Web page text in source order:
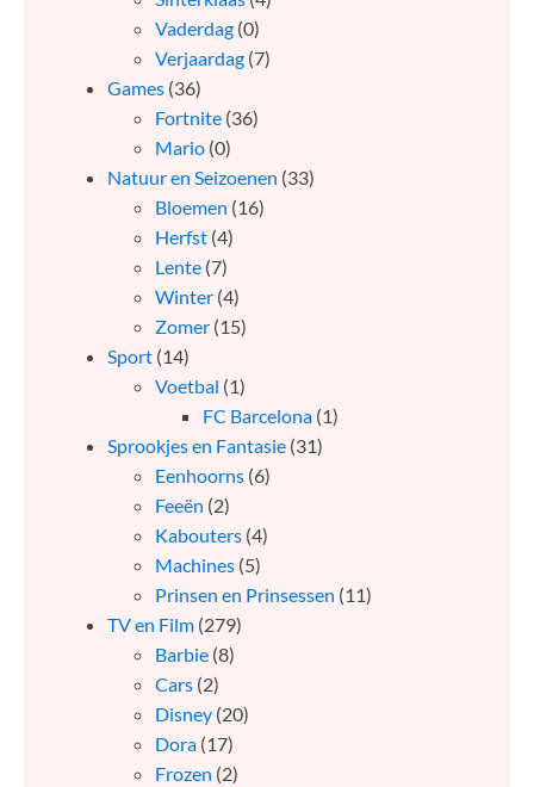
Vaderdag (0)
Verjaardag (7)
Games (36)
Fortnite (36)
Mario (0)
Natuur en Seizoenen (33)
Bloemen (16)
Herfst (4)
Lente (7)
Winter (4)
Zomer (15)
Sport (14)
Voetbal (1)
FC Barcelona (1)
Sprookjes en Fantasie (31)
Eenhoorns (6)
Feeën (2)
Kabouters (4)
Machines (5)
Prinsen en Prinsessen (11)
TV en Film (279)
Barbie (8)
Cars (2)
Disney (20)
Dora (17)
Frozen (2)